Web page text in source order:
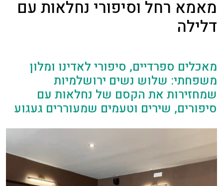
מאמא רחל וסיפורי נחלאות עם
דלילה
מאכלים ספרדיים, סיפורי לאדינו ומלון
משפחתי: שלוש נשים ירושלמיות
שמחזירות את הקסם של נחלאות עם
סיפורים, שירים וטעמים שמעוררים געגוע